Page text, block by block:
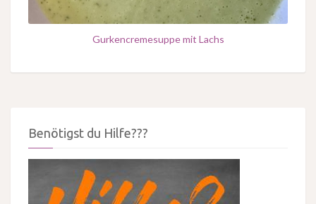
Gurkencremesuppe mit Lachs
Benötigst du Hilfe???